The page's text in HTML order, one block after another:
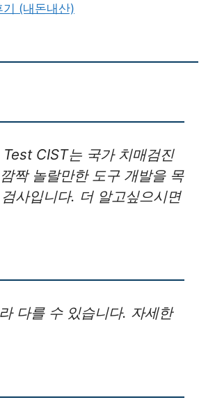
(내돈내산)
CIST는 국가 치매검진
짝 놀랄만한 도구 개발을 목
사입니다. 더 알고싶으시면
다를 수 있습니다. 자세한